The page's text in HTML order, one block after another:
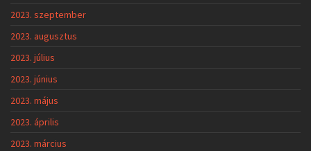
2023. szeptember
2023. augusztus
2023. július
2023. június
2023. május
2023. április
2023. március